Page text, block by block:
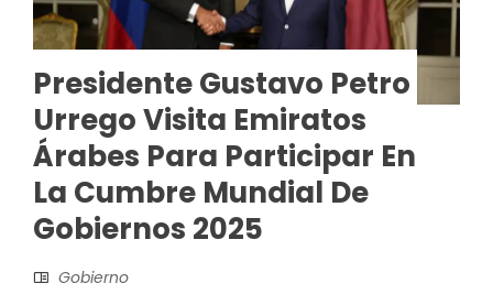
Presidente Gustavo Petro
Urrego Visita Emiratos
Árabes Para Participar En
La Cumbre Mundial De
Gobiernos 2025
Gobierno